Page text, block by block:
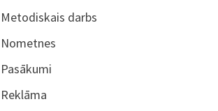
Metodiskais darbs
Nometnes
Pasākumi
Reklāma